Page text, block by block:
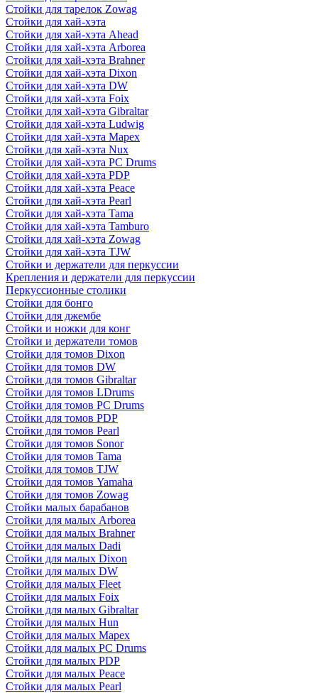
Стойки для тарелок Zowag
Стойки для хай-хэта
Стойки для хай-хэта Ahead
Стойки для хай-хэта Arborea
Стойки для хай-хэта Brahner
Стойки для хай-хэта Dixon
Стойки для хай-хэта DW
Стойки для хай-хэта Foix
Стойки для хай-хэта Gibraltar
Стойки для хай-хэта Ludwig
Стойки для хай-хэта Mapex
Стойки для хай-хэта Nux
Стойки для хай-хэта PC Drums
Стойки для хай-хэта PDP
Стойки для хай-хэта Peace
Стойки для хай-хэта Pearl
Стойки для хай-хэта Tama
Стойки для хай-хэта Tamburo
Стойки для хай-хэта Zowag
Стойки для хай-хэта TJW
Стойки и держатели для перкуссии
Крепления и держатели для перкуссии
Перкуссионные столики
Стойки для бонго
Стойки для джембе
Стойки и ножки для конг
Стойки и держатели томов
Стойки для томов Dixon
Стойки для томов DW
Стойки для томов Gibraltar
Стойки для томов LDrums
Стойки для томов PC Drums
Стойки для томов PDP
Стойки для томов Pearl
Стойки для томов Sonor
Стойки для томов Tama
Стойки для томов TJW
Стойки для томов Yamaha
Стойки для томов Zowag
Стойки малых барабанов
Стойки для малых Arborea
Стойки для малых Brahner
Стойки для малых Dadi
Стойки для малых Dixon
Стойки для малых DW
Стойки для малых Fleet
Стойки для малых Foix
Стойки для малых Gibraltar
Стойки для малых Hun
Стойки для малых Mapex
Стойки для малых PC Drums
Стойки для малых PDP
Стойки для малых Peace
Стойки для малых Pearl